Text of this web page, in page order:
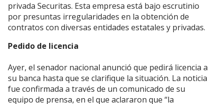
privada Securitas. Esta empresa está bajo escrutinio
por presuntas irregularidades en la obtención de
contratos con diversas entidades estatales y privadas.
Pedido de licencia
Ayer, el senador nacional anunció que pedirá licencia a
su banca hasta que se clarifique la situación. La noticia
fue confirmada a través de un comunicado de su
equipo de prensa, en el que aclararon que “la